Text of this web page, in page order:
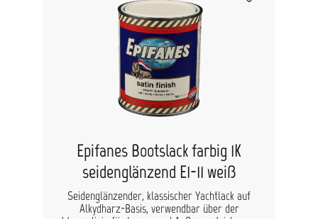
Epifanes Bootslack farbig 1K
seidenglänzend E1-11 weiß
Seidenglänzender, klassischer Yachtlack auf
Alkydharz-Basis, verwendbar über der